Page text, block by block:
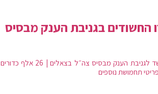
החשודים בגניבת הענק מבסיס
שני בדואים תושבי הנגב נעצרו בחשד לגניבת הענק מבסיס צה״ל בצאלים | 26 אלף כדורים
תחמושת נוספים